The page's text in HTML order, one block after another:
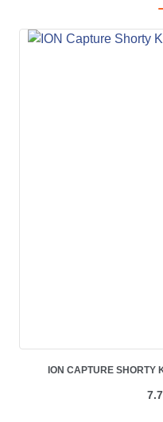
ION CAPTURE SHORTY